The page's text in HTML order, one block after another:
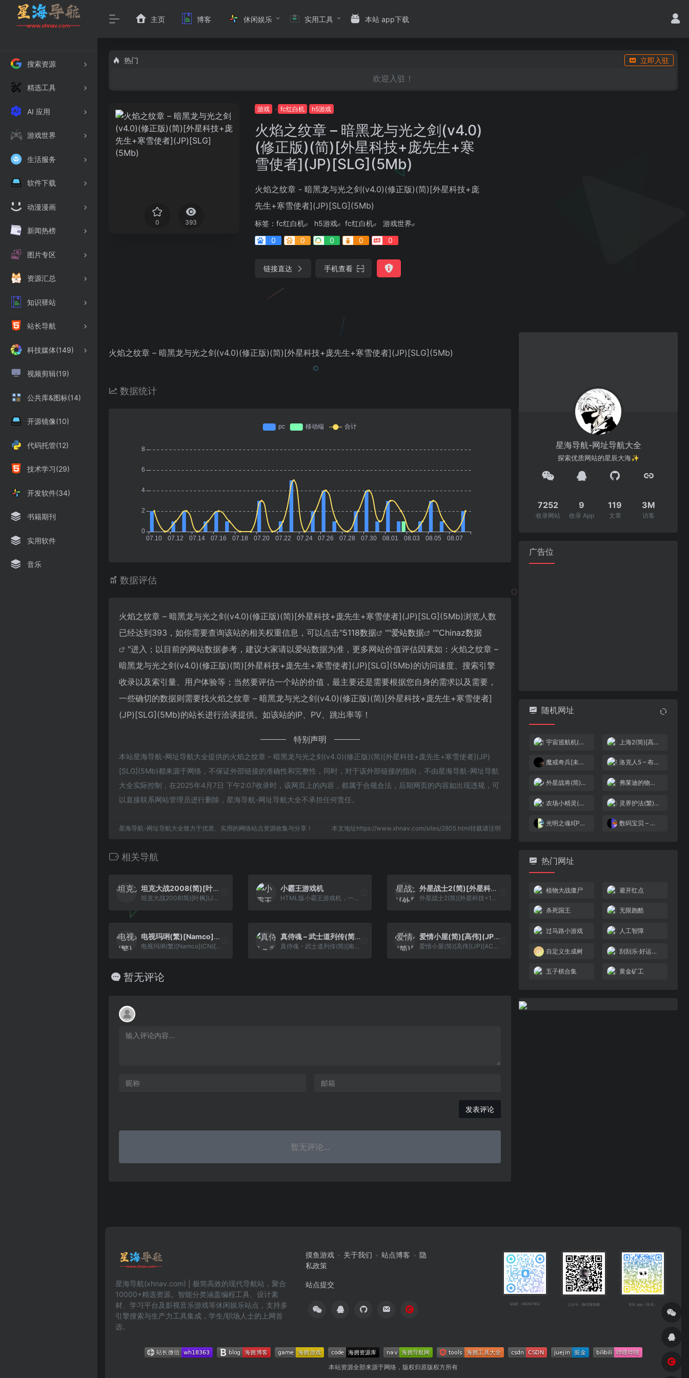
搜索资源
精选工具
AI 应用
游戏世界
生活服务
软件下载
动漫漫画
新闻热榜
图片专区
资源汇总
知识驿站
站长导航
科技媒体(149)
视频剪辑(19)
公共库&图标(14)
开源镜像(10)
代码托管(12)
技术学习(29)
开发软件(34)
书籍期刊
实用软件
音乐
主页 博客 休闲娱乐 实用工具 本站 app下载
热门 立即入驻
欢迎入驻！
0 393
游戏 fc红白机 h5游戏
火焰之纹章 – 暗黑龙与光之剑(v4.0)
(修正版)(简)[外星科技+庞先生+寒
雪使者](JP)[SLG](5Mb)
火焰之纹章 - 暗黑龙与光之剑(v4.0)(修正版)(简)[外星科技+庞
先生+寒雪使者](JP)[SLG](5Mb)
标签： fc红白机 h5游戏 fc红白机
游戏世界
0
0 0 0 0
链接直达 手机查看
火焰之纹章 – 暗黑龙与光之剑(v4.0)(修正版)(简)[外星科技+庞先生+寒雪使者](JP)[SLG](5Mb)
数据统计
数据评估
火焰之纹章 – 暗黑龙与光之剑(v4.0)(修正版)(简)[外星科技+庞先生+寒雪使者](JP)[SLG](5Mb)浏览人数
已经达到393，如你需要查询该站的相关权重信息，可以点击"5118数据 ""爱站数据 ""Chinaz数据
"进入；以目前的网站数据参考，建议大家请以爱站数据为准，更多网站价值评估因素如：火焰之纹章 –
暗黑龙与光之剑(v4.0)(修正版)(简)[外星科技+庞先生+寒雪使者](JP)[SLG](5Mb)的访问速度、搜索引擎
收录以及索引量、用户体验等；当然要评估一个站的价值，最主要还是需要根据您自身的需求以及需要，
一些确切的数据则需要找火焰之纹章 – 暗黑龙与光之剑(v4.0)(修正版)(简)[外星科技+庞先生+寒雪使者]
(JP)[SLG](5Mb)的站长进行洽谈提供。如该站的IP、PV、跳出率等！
特别声明
本站星海导航-网址导航大全提供的火焰之纹章 – 暗黑龙与光之剑(v4.0)(修正版)(简)[外星科技+庞先生+寒雪使者](JP)
[SLG](5Mb)都来源于网络，不保证外部链接的准确性和完整性，同时，对于该外部链接的指向，不由星海导航-网址导航
大全实际控制，在2025年4月7日 下午2:07收录时，该网页上的内容，都属于合规合法，后期网页的内容如出现违规，可
以直接联系网站管理员进行删除，星海导航-网址导航大全不承担任何责任。
星海导航-网址导航大全致力于优质、实用的网络站点资源收集与分享！ 本文地址https://www.xhnav.com/sites/2805.html转载请注明
相关导航
坦克大战2008(简)[叶枫](JP)[STG](0.18Mb)
坦克大战2008(简)[叶枫](JP)[STG](0.18Mb)
小霸王游戏机
HTML版小霸王游戏机，一代人的回忆
外星战士2(简)[外星科技+147201688](CN)[RPG](8Mb)
外星战士2(简)[外星科技+147201688](CN)[RPG](8Mb)
电视玛琍(繁)[Namco](CN)[TAB](0.5Mb)
电视玛琍(繁)[Namco](CN)[TAB](0.5Mb)
真侍魂 – 武士道列传(简)[南晶科技](CN)[RPG](16Mb)
真侍魂 - 武士道列传(简)[南晶科技](CN)[RPG](16Mb)
爱情小屋(简)[高伟](JP)[ACT](0.18Mb)
爱情小屋(简)[高伟](JP)[ACT]...
暂无评论
发表评论
暂无评论...
星海导航-网址导航大全
探索优质网站的星辰大海✨
7252
收录网站
9
收录 App
119
文章
3M
访客
广告位
随机网址
宇宙巡航机(v0.9)(简)[高伟](JP)[STG](0.5Mb) 上海2(简)[高伟](JP)[PUZ](1Mb)
魔戒奇兵[未知](繁)(非官方)(32Mb)(需使用MGBA模拟器) 洛克人5 – 布鲁斯的圈套！(简)[中伟](JP)[ACT](8Mb)
外星战将(简)[冰组](JP)[ACT](3.25Mb) 弗莱迪的物理实验
农场小精灵(简)[南晶科技](CN)[RPG](16Mb) 灵界护法(繁)[外星科技](CN)[ACT](4Mb)
光明之魂II[PGCG](繁)(JP)(128Mb) 数码宝贝 – 战魂[小刺][简](US)(32Mb)
热门网址
植物大战僵尸 避开红点
杀死国王 无限跑酷
过马路小游戏 人工智障
自定义生成树 刮刮乐·好运十倍
五子棋合集 黄金矿工
星海导航(xhnav.com) | 极简高效的现代导航站，聚合
10000+精选资源。智能分类涵盖编程工具、设计素
材、学习平台及影视音乐游戏等休闲娱乐站点，支持多
引擎搜索与生产力工具集成，学生/职场人士的上网首
选。
摸鱼游戏 关于我们 站点博客
隐
私政策
站点提交
QQ群：682921902 公众号：微信搜海拥 本站 app（安卓）
本站资源全部来源于网络，版权归原版权方所有